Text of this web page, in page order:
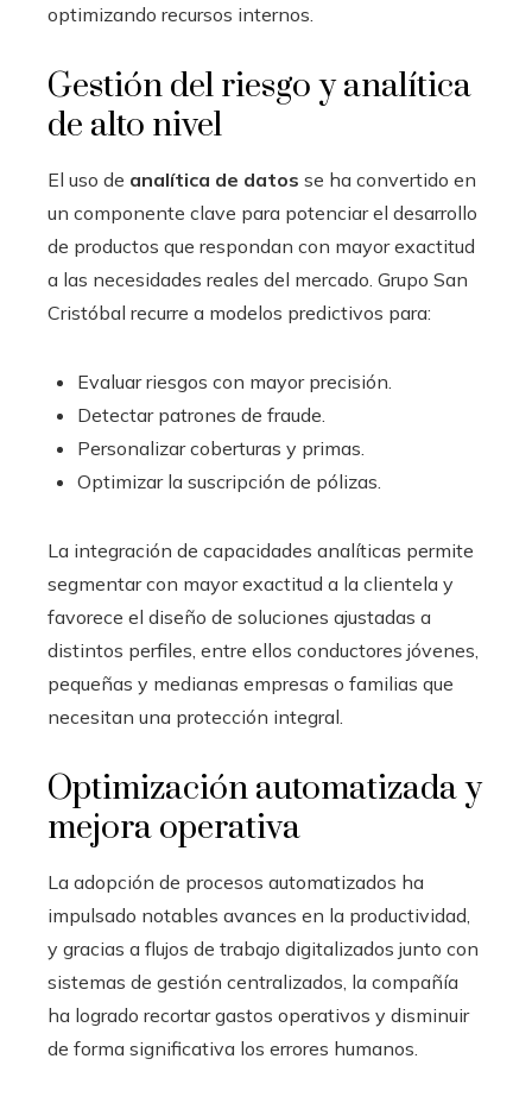
optimizando recursos internos.
Gestión del riesgo y analítica
de alto nivel
El uso de analítica de datos se ha convertido en
un componente clave para potenciar el desarrollo
de productos que respondan con mayor exactitud
a las necesidades reales del mercado. Grupo San
Cristóbal recurre a modelos predictivos para:
Evaluar riesgos con mayor precisión.
Detectar patrones de fraude.
Personalizar coberturas y primas.
Optimizar la suscripción de pólizas.
La integración de capacidades analíticas permite
segmentar con mayor exactitud a la clientela y
favorece el diseño de soluciones ajustadas a
distintos perfiles, entre ellos conductores jóvenes,
pequeñas y medianas empresas o familias que
necesitan una protección integral.
Optimización automatizada y
mejora operativa
La adopción de procesos automatizados ha
impulsado notables avances en la productividad,
y gracias a flujos de trabajo digitalizados junto con
sistemas de gestión centralizados, la compañía
ha logrado recortar gastos operativos y disminuir
de forma significativa los errores humanos.